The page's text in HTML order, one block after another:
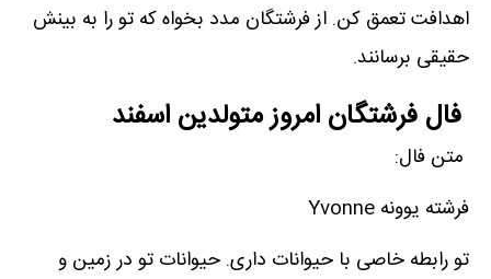
اهدافت تعمق کن. از فرشتگان مدد بخواه که تو را به بینش
حقیقی برسانند.
فال فرشتگان امروز متولدین اسفند
متن فال:
فرشته یوونه Yvonne
تو رابطه خاصی با حیوانات داری. حیوانات تو در زمین و